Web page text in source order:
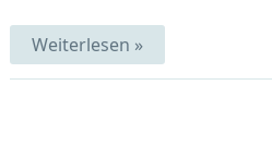
Streublümchen-
Eier
im
Weiterlesen »